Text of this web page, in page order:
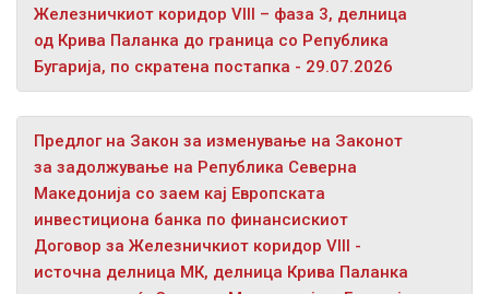
Железничкиот коридор VIII – фаза 3, делница
од Крива Паланка до граница со Република
Бугарија, по скратена постапка - 29.07.2026
Предлог на Закон за изменување на Законот
за задолжување на Република Северна
Македонија со заем кај Европската
инвестициона банка по финансискиот
Договор за Железничкиот коридор VIII -
источна делница МК, делница Крива Паланка